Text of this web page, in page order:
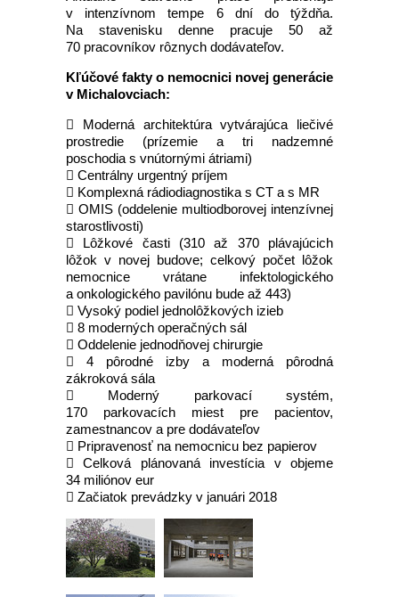
v intenzívnom tempe 6 dní do týždňa.
Na stavenisku denne pracuje 50 až
70 pracovníkov rôznych dodávateľov.
Kľúčové fakty o nemocnici novej generácie
v Michalovciach:
 Moderná architektúra vytvárajúca liečivé
prostredie (prízemie a tri nadzemné
poschodia s vnútornými átriami)
 Centrálny urgentný príjem
 Komplexná rádiodiagnostika s CT a s MR
 OMIS (oddelenie multiodborovej intenzívnej
starostlivosti)
 Lôžkové časti (310 až 370 plávajúcich
lôžok v novej budove; celkový počet lôžok
nemocnice vrátane infektologického
a onkologického pavilónu bude až 443)
 Vysoký podiel jednolôžkových izieb
 8 moderných operačných sál
 Oddelenie jednodňovej chirurgie
 4 pôrodné izby a moderná pôrodná
zákroková sála
 Moderný parkovací systém,
170 parkovacích miest pre pacientov,
zamestnancov a pre dodávateľov
 Pripravenosť na nemocnicu bez papierov
 Celková plánovaná investícia v objeme
34 miliónov eur
 Začiatok prevádzky v januári 2018